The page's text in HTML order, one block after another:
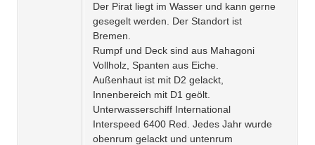
Der Pirat liegt im Wasser und kann gerne
gesegelt werden. Der Standort ist
Bremen.
Rumpf und Deck sind aus Mahagoni
Vollholz, Spanten aus Eiche.
Außenhaut ist mit D2 gelackt,
Innenbereich mit D1 geölt.
Unterwasserschiff International
Interspeed 6400 Red. Jedes Jahr wurde
obenrum gelackt und untenrum